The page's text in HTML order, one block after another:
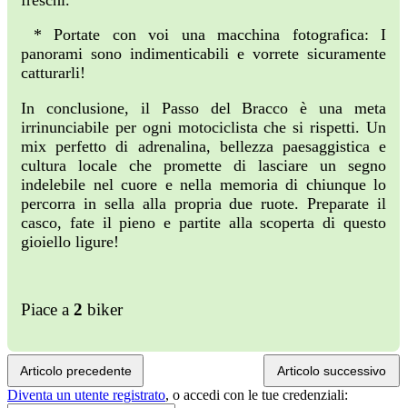
* Portate con voi una macchina fotografica: I
panorami sono indimenticabili e vorrete sicuramente
catturarli!
In conclusione, il Passo del Bracco è una meta
irrinunciabile per ogni motociclista che si rispetti. Un
mix perfetto di adrenalina, bellezza paesaggistica e
cultura locale che promette di lasciare un segno
indelebile nel cuore e nella memoria di chiunque lo
percorra in sella alla propria due ruote. Preparate il
casco, fate il pieno e partite alla scoperta di questo
gioiello ligure!
Piace a 2 biker
Articolo precedente Articolo successivo
Diventa un utente registrato, o accedi con le tue credenziali: